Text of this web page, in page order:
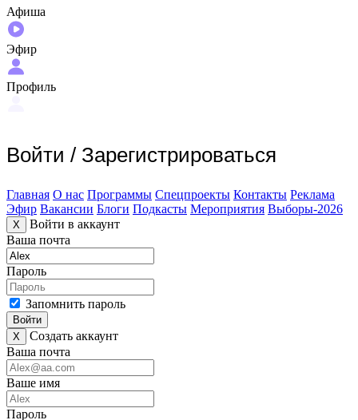
Афиша
Эфир
Профиль
Войти / Зарегистрироваться
Главная О нас Программы Спецпроекты Контакты Реклама
Эфир Вакансии Блоги Подкасты Мероприятия Выборы-2026
X
Войти в аккаунт
Ваша почта
Пароль
Запомнить пароль
Войти
X
Создать аккаунт
Ваша почта
Ваше имя
Пароль